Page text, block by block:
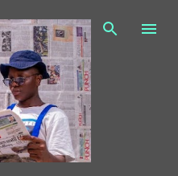
principali